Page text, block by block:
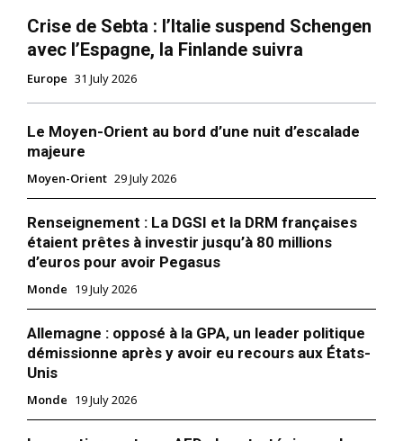
S'ABONNER MAINTENANT
Insight Publications
À propos
Formules d’abonnement
Crise de Sebta : l’Italie suspend Schengen
avec l’Espagne, la Finlande suivra
Europe 31 July 2026
Le Moyen-Orient au bord d’une nuit d’escalade
majeure
Moyen-Orient 29 July 2026
Renseignement : La DGSI et la DRM françaises
étaient prêtes à investir jusqu’à 80 millions
d’euros pour avoir Pegasus
Monde 19 July 2026
Allemagne : opposé à la GPA, un leader politique
démissionne après y avoir eu recours aux États-
Unis
Monde 19 July 2026